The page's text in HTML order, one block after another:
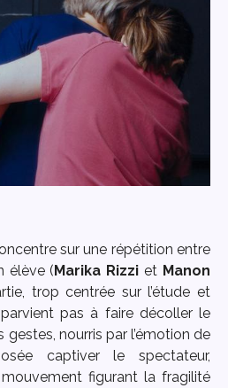
sur une répétition entre
élève (Marika Rizzi et Manon
trop centrée sur l’étude et
pas à faire décoller le
nourris par l’émotion de
captiver le spectateur,
figurant la fragilité